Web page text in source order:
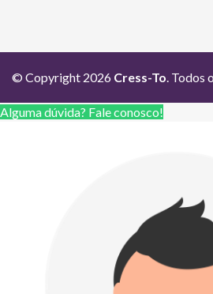
© Copyright 2026 Cress-To. Todos
Alguma dúvida? Fale conosco!